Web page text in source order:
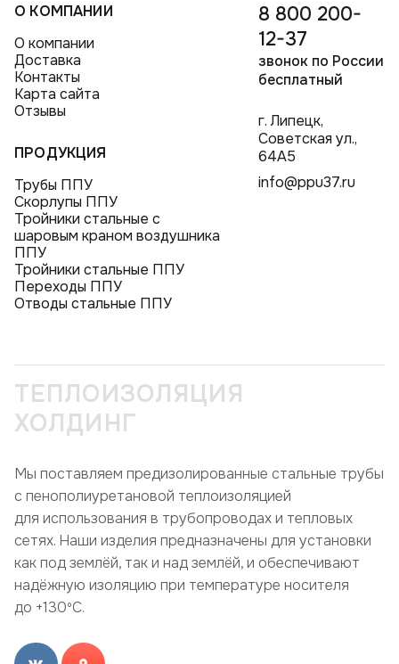
О КОМПАНИИ
О компании
Доставка
Контакты
Карта сайта
Отзывы
ПРОДУКЦИЯ
Трубы ППУ
Скорлупы ППУ
Тройники стальные с
шаровым краном воздушника
ППУ
Тройники стальные ППУ
Переходы ППУ
Отводы стальные ППУ
8 800 200-
12-37
звонок по России
бесплатный
г. Липецк,
Советская ул.,
64А5
info@ppu37.ru
ТЕПЛОИЗОЛЯЦИЯ
ХОЛДИНГ
Мы поставляем предизолированные стальные трубы
с пенополиуретановой теплоизоляцией
для использования в трубопроводах и тепловых
сетях. Наши изделия предназначены для установки
как под землёй, так и над землёй, и обеспечивают
надёжную изоляцию при температуре носителя
до +130ºC.